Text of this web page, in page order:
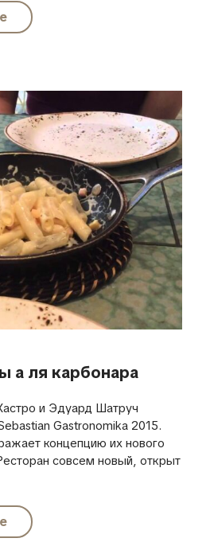
а ля карбонара
и Эдуард Шатруч
Gastronomika 2015.
концепцию их нового
совсем новый, открыт